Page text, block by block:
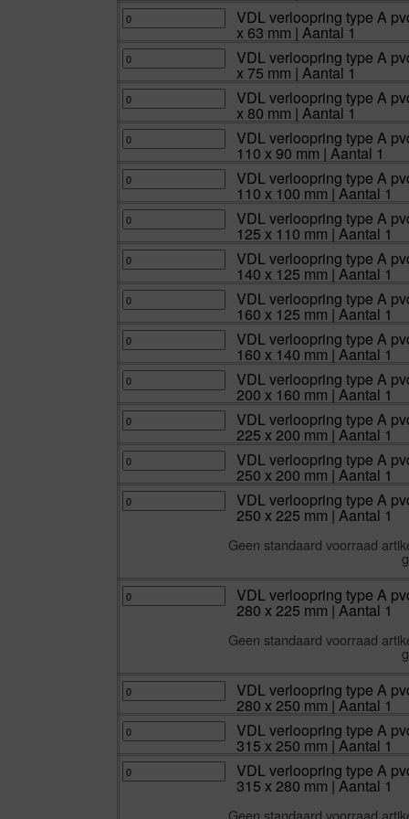
|
Aantal
1
40
x
32
|
Aantal
1
inwendig
lijm
16
50
x
40
|
Aantal
1
pvc-
u
uitwendig
inwendig
lijm
16
63
x
50
|
Aantal
1
VDL
verloopring
type
pvc-
u
uitwendig
inwendig
lijm
16
75
x
63
|
Aantal
1
VDL verloopring type A
x 63 mm | Aantal 1
VDL
verloopring
type
pvc-
u
uitwendig
inwendig
lijm
16
90
x
75
|
Aantal
1
VDL verloopring type A
x 75 mm | Aantal 1
VDL
verloopring
type
pvc-
u
uitwendig
inwendig
lijm
16
90
x
80
|
Aantal
1
VDL verloopring type A
x 80 mm | Aantal 1
VDL
verloopring
type
pvc-
u
uitwendig
inwendig
lijm
16
110
x
90
|
Aantal
1
VDL verloopring type A
110 x 90 mm | Aantal 1
VDL
verloopring
type
pvc-
u
uitwendig
inwendig
lijm
16
110
x
100
|
Aantal
1
VDL verloopring type A
110 x 100 mm | Aantal 1
VDL
verloopring
type
pvc-
u
uitwendig
inwendig
lijm
16
125
x
110
|
Aantal
1
VDL verloopring type A
125 x 110 mm | Aantal 1
VDL
verloopring
type
pvc-
u
uitwendig
inwendig
lijm
16
140
x
125
|
Aantal
1
VDL verloopring type A
140 x 125 mm | Aantal 1
VDL
verloopring
type
pvc-
u
uitwendig
inwendig
lijm
16
160
x
125
|
Aantal
1
VDL verloopring type A
160 x 125 mm | Aantal 1
VDL
verloopring
type
pvc-
u
uitwendig
inwendig
lijm
16
160
x
140
|
Aantal
1
VDL verloopring type A
160 x 140 mm | Aantal 1
VDL
verloopring
type
pvc-
u
uitwendig
inwendig
lijm
10
200
x
160
VDL verloopring type A
200 x 160 mm | Aantal 1
VDL
verloopring
type
pvc-
u
uitwendig
inwendig
lijm
10
Aantal
1
aantal
VDL verloopring type A
225 x 200 mm | Aantal 1
VDL
verloopring
type
pvc-
u
uitwendig
x
200
mm
VDL verloopring type A
250 x 200 mm | Aantal 1
VDL
verloopring
type
lijm
10
bar
aantal
VDL verloopring type A
250 x 225 mm | Aantal 1
Geen standaard voorraad
VDL
verloopring
type
lijm
10
bar
x
225
mm
Aantal
1
aantal
VDL verloopring type A
280 x 225 mm | Aantal 1
Geen standaard voorraad
VDL
verloopring
type
pvc-
u
uitwendig
inwendig
lijm
10
VDL verloopring type A
280 x 250 mm | Aantal 1
VDL
verloopring
type
pvc-
u
uitwendig
VDL verloopring type A
315 x 250 mm | Aantal 1
VDL
verloopring
type
VDL verloopring type A
315 x 280 mm | Aantal 1
Geen standaard voorraad